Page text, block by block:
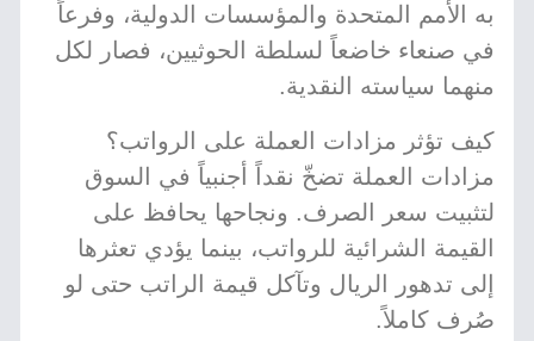
به الأمم المتحدة والمؤسسات الدولية، وفرعاً
في صنعاء خاضعاً لسلطة الحوثيين، فصار لكل
منهما سياسته النقدية.
كيف تؤثر مزادات العملة على الرواتب؟
مزادات العملة تضخّ نقداً أجنبياً في السوق
لتثبيت سعر الصرف. ونجاحها يحافظ على
القيمة الشرائية للرواتب، بينما يؤدي تعثرها
إلى تدهور الريال وتآكل قيمة الراتب حتى لو
صُرف كاملاً.